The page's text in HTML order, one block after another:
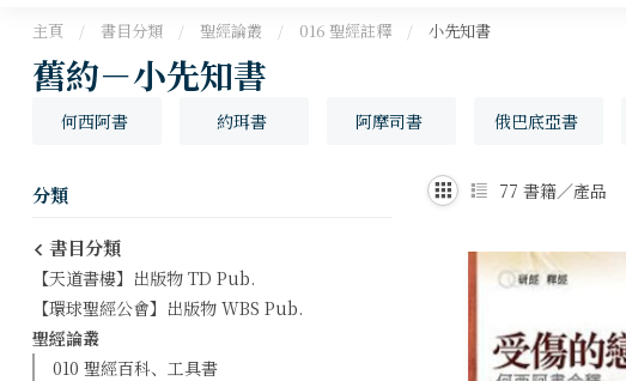
主頁 / 書目分類 / 聖經論叢 / 016 聖經註釋 / 小先知書
舊約－小先知書
何西阿書 約珥書 阿摩司書 俄巴底亞書
分類
書目分類
【天道書樓】出版物 TD Pub.
【環球聖經公會】出版物 WBS Pub.
聖經論叢
010 聖經百科、工具書
77 書籍／產品